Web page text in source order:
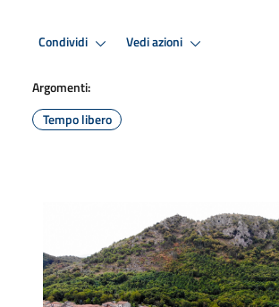
Condividi Vedi azioni
Argomenti:
Tempo libero